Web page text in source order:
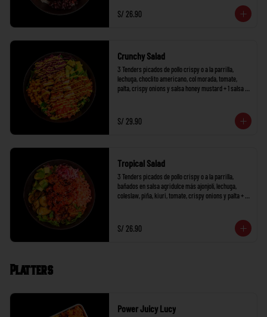
S/ 26.90
Crunchy Salad
3 Tenders picados de pollo crispy o a la parrilla,
lechuga, choclito americano, col morada, tomate,
palta, crispy onions y salsa honey mustard + 1 salsa a
S/ 29.90
Tropical Salad
3 Tenders picados de pollo crispy o a la parrilla,
bañados en salsa agridulce más ajonjolí, lechuga,
coleslaw, piña, kiuri, tomate, crispy onions y palta + 1
S/ 26.90
Platters
Power Juicy Lucy